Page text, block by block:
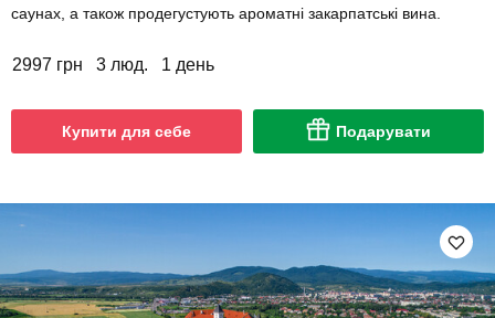
саунах, а також продегустують ароматні закарпатські вина.
2997 грн 3 люд. 1 день
Купити для себе Подарувати